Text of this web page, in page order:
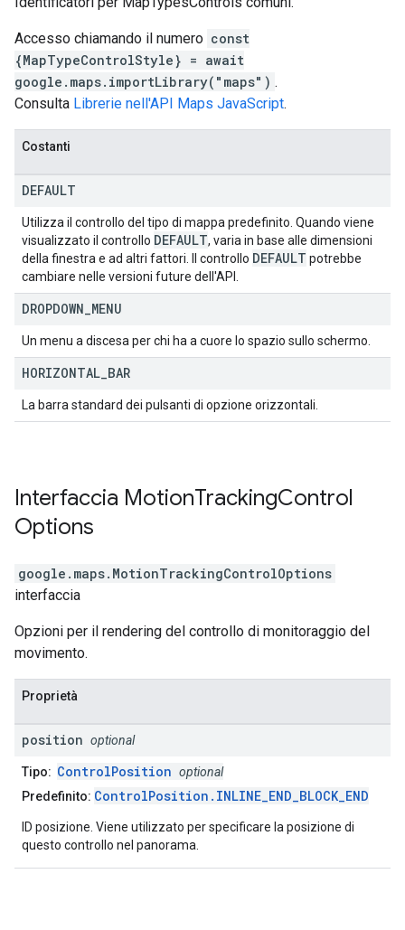
Accesso chiamando il numero const
{MapTypeControlStyle} = await
google.maps.importLibrary("maps") .
Consulta Librerie nell'API Maps JavaScript.
Costanti
DEFAULT
Utilizza il controllo del tipo di mappa predefinito. Quando viene
visualizzato il controllo DEFAULT, varia in base alle dimensioni
della finestra e ad altri fattori. Il controllo DEFAULT potrebbe
cambiare nelle versioni future dell'API.
DROPDOWN MENU
Un menu a discesa per chi ha a cuore lo spazio sullo schermo.
HORIZONTAL BAR
La barra standard dei pulsanti di opzione orizzontali.
Interfaccia MotionTrackingControl
Options
google.maps. MotionTrackingControlOptions
interfaccia
Opzioni per il rendering del controllo di monitoraggio del
movimento.
Proprietà
position optional
Tipo: ControlPosition optional
Predefinito: ControlPosition.INLINE_END_BLOCK_END
ID posizione. Viene utilizzato per specificare la posizione di
questo controllo nel panorama.